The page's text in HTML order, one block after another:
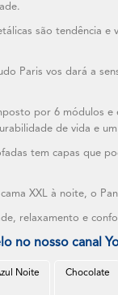
são tendência e
Paris vos dará a
por 6 módulos e
de vida e
tem capas que
XXL à noite, o
relaxamento e
no nosso canal
Noite Chocolate